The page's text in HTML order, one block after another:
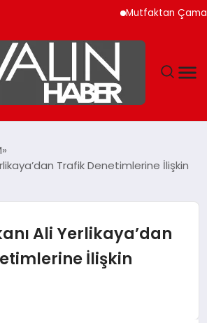
Mutfaktan Çamaşır
Trafik Denetimlerine İlişkin
Ali Yerlikaya’dan
İlişkin